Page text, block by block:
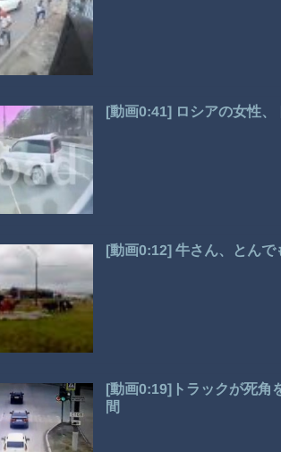
[動画0:41] ロシアの女性
[動画0:12] 牛さん、とん
[動画0:19]トラックが死角
間